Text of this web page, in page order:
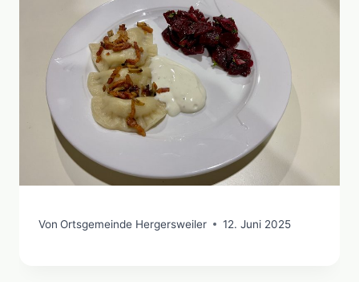
Von Ortsgemeinde Hergersweiler 12. Juni 2025